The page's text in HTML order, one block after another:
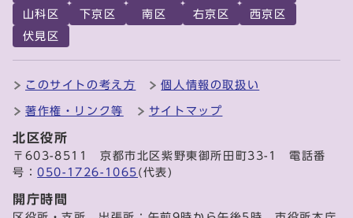
山科区
下京区 南区 右京区
西京区
伏見区
このサイトの考え方 個人情報の取扱い
著作権・リンク等 サイトマップ
北区役所
〒603-8511 京都市北区紫野東御所田町33-1 電話番
号：050-1726-1065 (代表)
開庁時間